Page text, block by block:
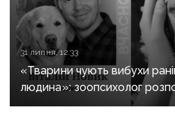
31 липня, 12:33
«Тварини чують вибухи
людина»: зоопсихолог
на домашніх улюбленців